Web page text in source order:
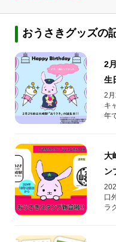
おうさきグッズの
2
生
量
2
キ
年
大
ン
口
ラ